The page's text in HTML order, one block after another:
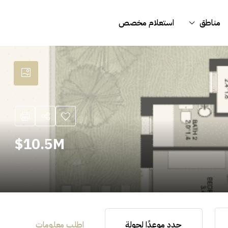
مناطق استعلام مخصص
10.5M$
حدد موعدًا لجولة اطلب معلومات